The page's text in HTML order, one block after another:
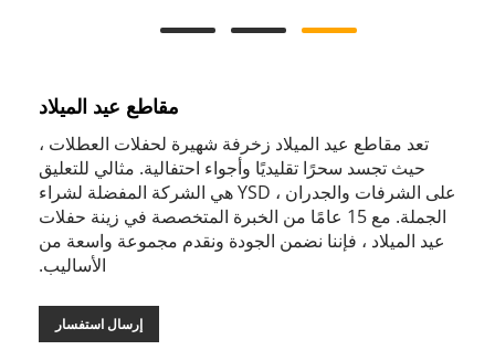
مقاطع عيد الميلاد
تعد مقاطع عيد الميلاد زخرفة شهيرة لحفلات العطلات ،
حيث تجسد سحرًا تقليديًا وأجواء احتفالية. مثالي للتعليق
على الشرفات والجدران ، YSD هي الشركة المفضلة لشراء
الجملة. مع 15 عامًا من الخبرة المتخصصة في زينة حفلات
عيد الميلاد ، فإننا نضمن الجودة ونقدم مجموعة واسعة من
الأساليب.
إرسال استفسار